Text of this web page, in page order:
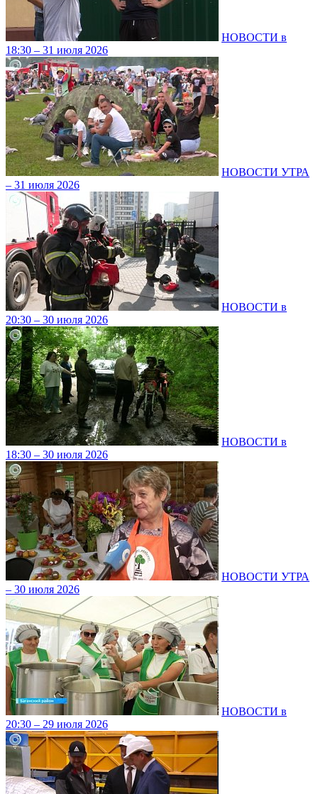
НОВОСТИ в
18:30 – 31 июля 2026
НОВОСТИ УТРА
– 31 июля 2026
НОВОСТИ в
20:30 – 30 июля 2026
НОВОСТИ в
18:30 – 30 июля 2026
НОВОСТИ УТРА
– 30 июля 2026
НОВОСТИ в
20:30 – 29 июля 2026